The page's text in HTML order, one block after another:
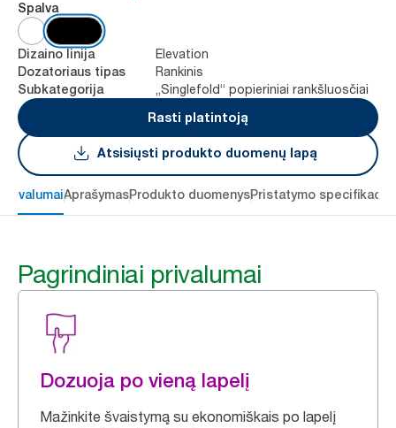
Spalva
Dizaino linija Elevation
Dozatoriaus tipas Rankinis
Subkategorija
„Singlefold“ popieriniai rankšluosčiai
Rasti platintoją
Atsisiųsti produkto duomenų lapą
AprašymasProdukto duomenysPristatymo
Pagrindiniai privalumai
Dozuoja po vieną lapelį
Mažinkite švaistymą su ekonomiškais po lapelį